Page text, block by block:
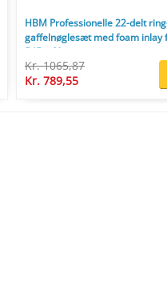
HBM Professionelle 22-delt
gaffelnøglesæt med foam inlay
545 x 60 mm.
Kr. 1065,87
Kr. 789,55